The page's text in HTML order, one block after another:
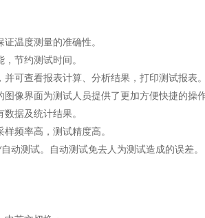
温度测量的准确性。
节约测试时间。
可查看报表计算、分析结果，打印测试报表。
像界面为测试人员提供了更加方便快捷的操作
据及统计结果。
样频率高，测试精度高。
自动测试。自动测试免去人为测试造成的误差。